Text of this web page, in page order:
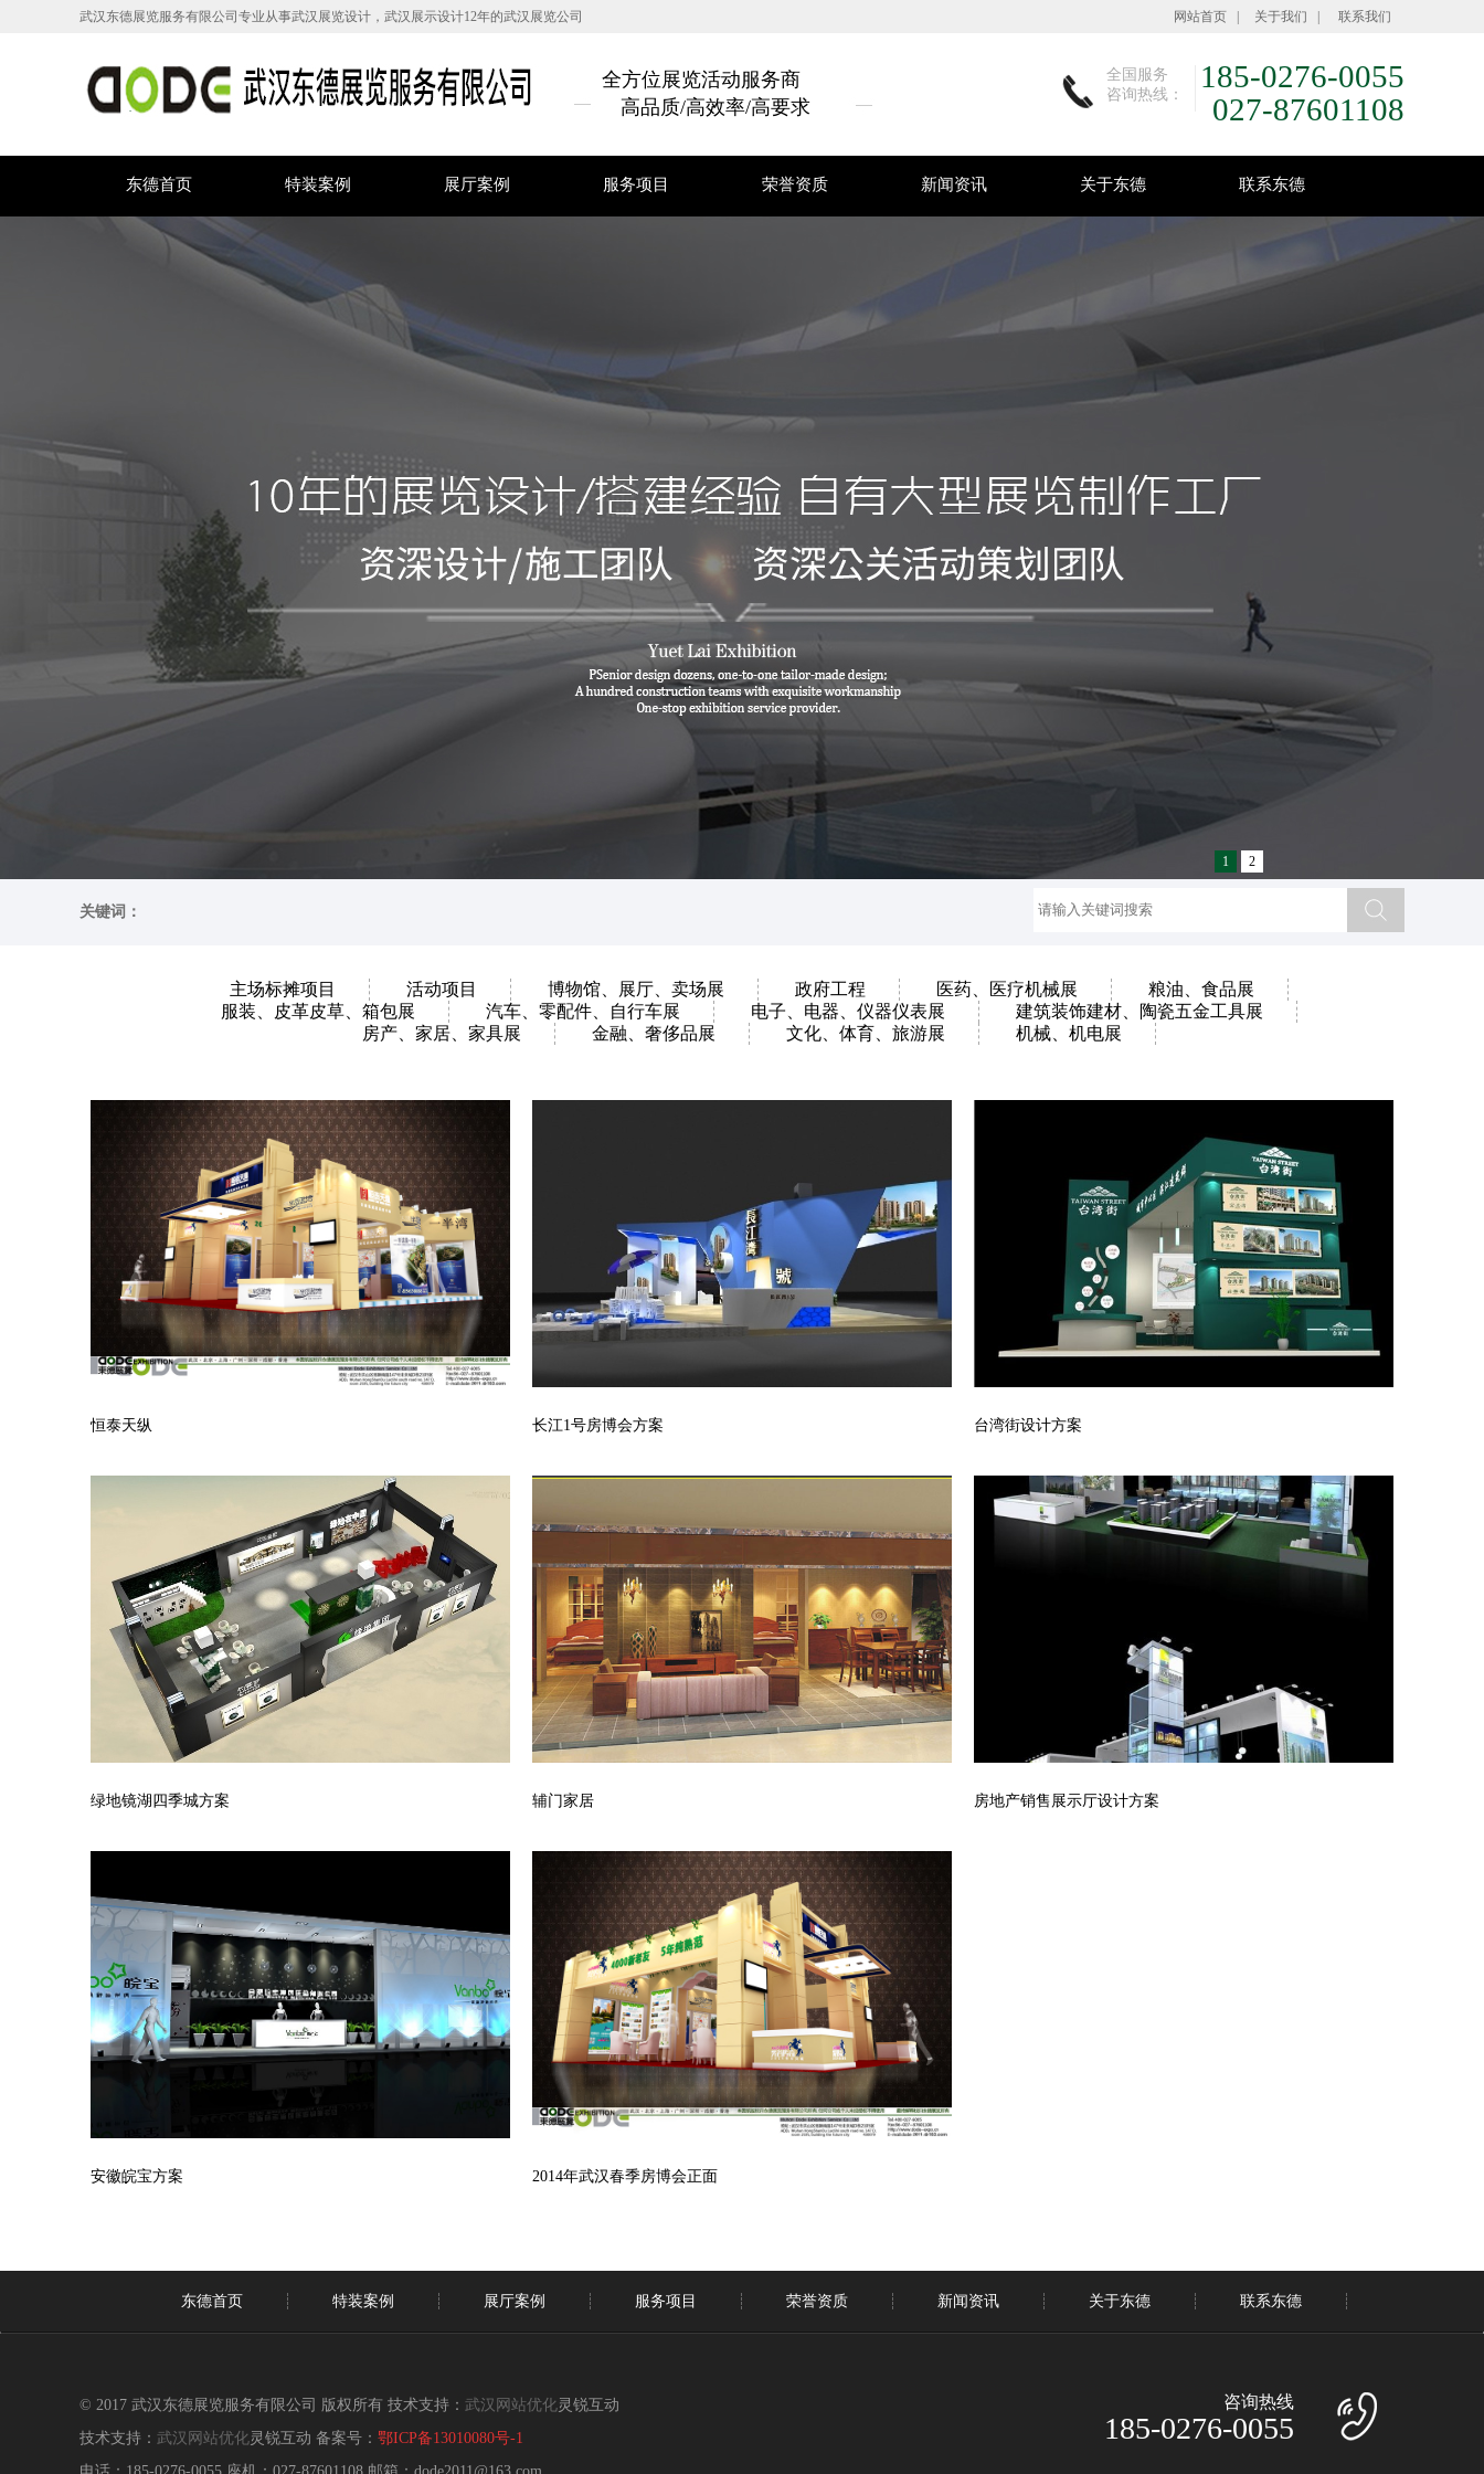
武汉东德展览服务有限公司专业从事武汉展览设计，武汉展示设计12年的武汉展览公司 网站首页 关于我们 联系我们
全方位展览活动服务商
高品质/高效率/高要求
全国服务
咨询热线：
185-0276-0055
027-87601108
东德首页 特装案例 展厅案例 服务项目 荣誉资质 新闻资讯 关于东德 联系东德
1 2
关键词：
主场标摊项目 活动项目 博物馆、展厅、卖场展 政府工程 医药、医疗机械展
粮油、食品展
服装、皮革皮草、箱包展
汽车、零配件、自行车展 电子、电器、仪器仪表展
建筑装饰建材、陶瓷五金工具展
房产、家居、家具展
金融、奢侈品展 文化、体育、旅游展 机械、机电展
恒泰天纵 长江1号房博会方案 台湾街设计方案
绿地镜湖四季城方案 辅门家居 房地产销售展示厅设计方案
安徽皖宝方案 2014年武汉春季房博会正面
东德首页 特装案例 展厅案例 服务项目 荣誉资质 新闻资讯 关于东德 联系东德
© 2017 武汉东德展览服务有限公司 版权所有 技术支持： 武汉网站优化灵锐互动
技术支持： 武汉网站优化灵锐互动 备案号： 鄂ICP备13010080号-1
咨询热线
185-0276-0055